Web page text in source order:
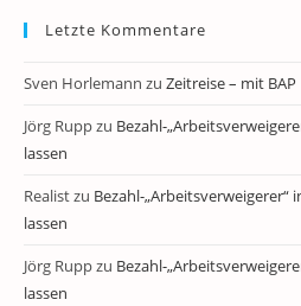
Letzte Kommentare
Sven Horlemann zu Zeitreise – mit BAP
Jörg Ruppzu Bezahl-
lassen
Realistzu Bezahl-
lassen
Jörg Ruppzu Bezahl-
lassen